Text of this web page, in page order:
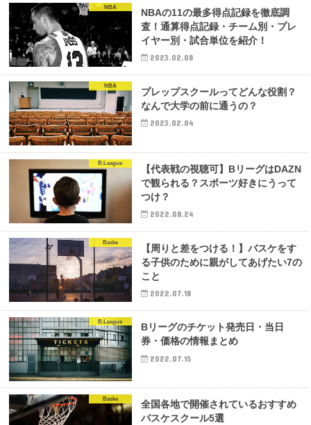
NBA
NBAの11の最多得点記録を徹底調
査！通算得点記録・チーム別・プレ
イヤー別・試合単位を紹介！
2023.02.08
NBA
プレップスクールってどんな役割？
なんで大学の前に通うの？
2023.02.04
B.League
【代表戦の視聴可】BリーグはDAZN
で観られる？スポーツ好きにうって
つけ？
2022.08.24
Baske
【周りと差をつける！】バスケをす
る子供のために親がしてあげたい7の
こと
2022.07.18
B.League
Bリーグのチケット発売日・当日
券・価格の情報まとめ
2022.07.15
Baske
全国各地で開催されているおすすめ
バスケスクール5選